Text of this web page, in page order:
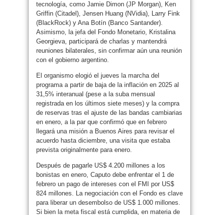
tecnología, como Jamie Dimon (JP Morgan), Ken
Griffin (Citadel), Jensen Huang (NVidia), Larry Fink
(BlackRock) y Ana Botín (Banco Santander).
Asimismo, la jefa del Fondo Monetario, Kristalina
Georgieva, participará de charlas y mantendrá
reuniones bilaterales, sin confirmar aún una reunión
con el gobierno argentino.
El organismo elogió el jueves la marcha del
programa a partir de baja de la inflación en 2025 al
31,5% interanual (pese a la suba mensual
registrada en los últimos siete meses) y la compra
de reservas tras el ajuste de las bandas cambiarias
en enero, a la par que confirmó que en febrero
llegará una misión a Buenos Aires para revisar el
acuerdo hasta diciembre, una visita que estaba
prevista originalmente para enero.
Después de pagarle US$ 4.200 millones a los
bonistas en enero, Caputo debe enfrentar el 1 de
febrero un pago de intereses con el FMI por US$
824 millones. La negociación con el Fondo es clave
para liberar un desembolso de US$ 1.000 millones.
Si bien la meta fiscal está cumplida, en materia de